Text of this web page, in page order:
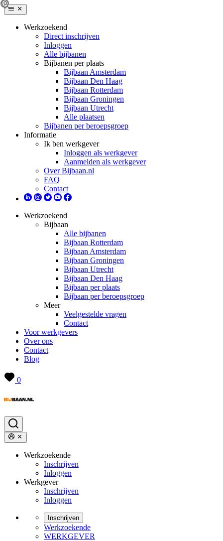
Werkzoekend
Direct inschrijven
Inloggen
Alle bijbanen
Bijbanen per plaats
Bijbaan Amsterdam
Bijbaan Den Haag
Bijbaan Rotterdam
Bijbaan Groningen
Bijbaan Utrecht
Alle plaatsen
Bijbanen per beroepsgroep
Informatie
Ik ben werkgever
Inloggen als werkgever
Aanmelden als werkgever
Over Bijbaan.nl
FAQ
Contact
Werkzoekend
Bijbaan
Alle bijbanen
Bijbaan Rotterdam
Bijbaan Amsterdam
Bijbaan Groningen
Bijbaan Utrecht
Bijbaan Den Haag
Bijbaan per plaats
Bijbaan per beroepsgroep
Meer
Veelgestelde vragen
Contact
Voor werkgevers
Over ons
Contact
Blog
0
Werkzoekende
Inschrijven
Inloggen
Werkgever
Inschrijven
Inloggen
Inschrijven
Werkzoekende
WERKGEVER